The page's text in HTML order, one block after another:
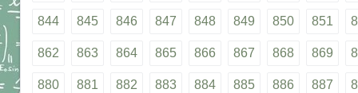
844 845 846 847 848 849 850 851
862 863 864 865 866 867 868 869
880 881 882 883 884 885 886 887